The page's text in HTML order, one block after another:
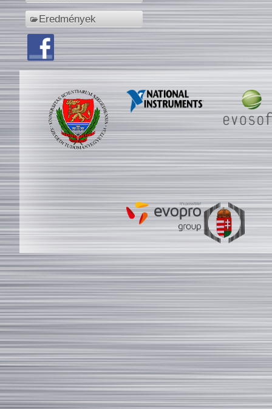
Eredmények